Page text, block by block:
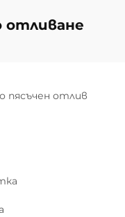
отливане
пясъчен отлив